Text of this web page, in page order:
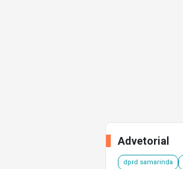
Advetorial
dprd samarinda